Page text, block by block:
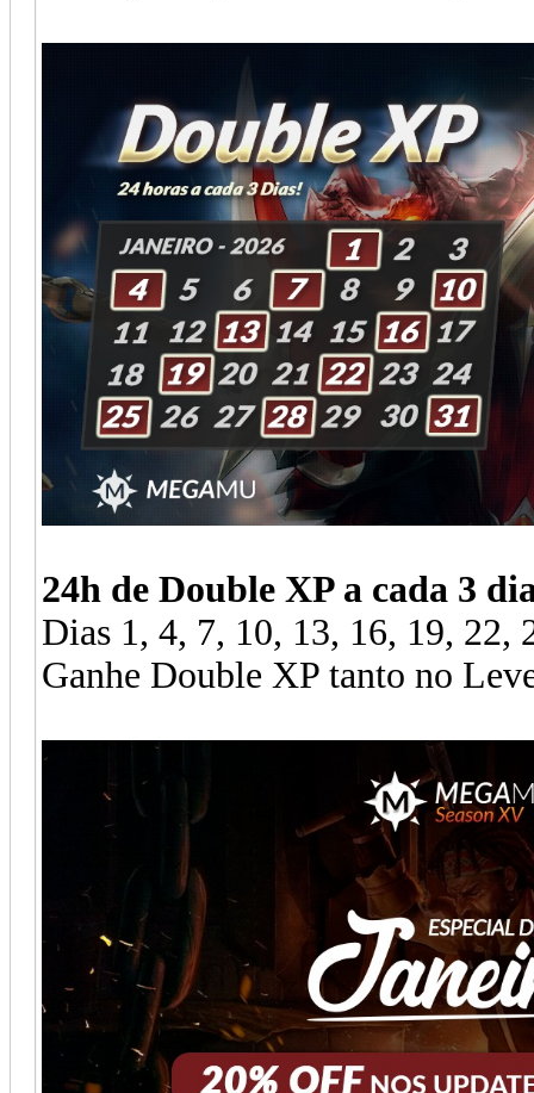
24h de Double XP a cada 3
Dias 1, 4, 7, 10, 13, 16, 19, 22,
Ganhe Double XP tanto no